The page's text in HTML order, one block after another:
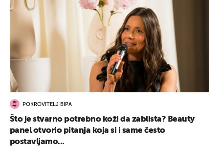
POKROVITELJ BIPA
Što je stvarno potrebno koži da zablista? Beauty
panel otvorio pitanja koja si i same često
postavljamo...